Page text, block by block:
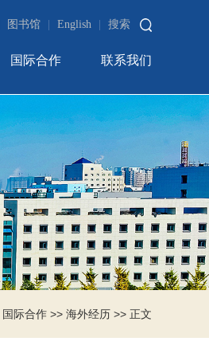
图书馆 English 搜索
国际合作 联系我们
国际合作 >> 海外经历 >> 正文